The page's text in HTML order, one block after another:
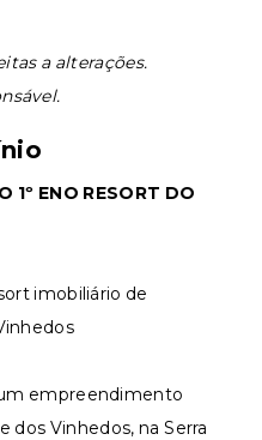
a alterações.
1º ENO RESORT DO
imobiliário de
empreendimento
dos Vinhedos, na Serra